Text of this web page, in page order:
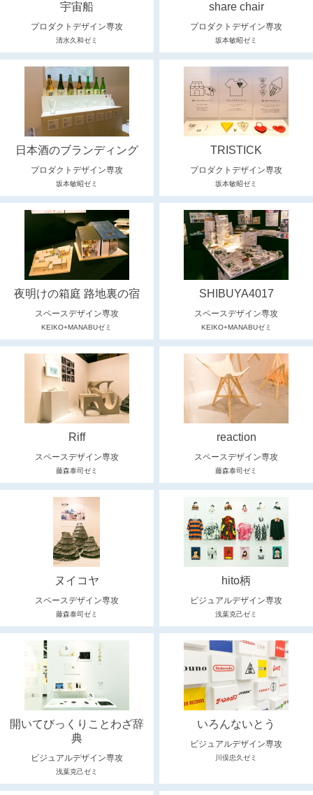
宇宙船
プロダクトデザイン専攻
清水久和ゼミ
share chair
プロダクトデザイン専攻
坂本敏昭ゼミ
日本酒のブランディング
プロダクトデザイン専攻
坂本敏昭ゼミ
TRISTICK
プロダクトデザイン専攻
坂本敏昭ゼミ
夜明けの箱庭 路地裏の宿
スペースデザイン専攻
KEIKO+MANABUゼミ
SHIBUYA4017
スペースデザイン専攻
KEIKO+MANABUゼミ
Riff
スペースデザイン専攻
藤森泰司ゼミ
reaction
スペースデザイン専攻
藤森泰司ゼミ
ヌイコヤ
スペースデザイン専攻
藤森泰司ゼミ
hito柄
ビジュアルデザイン専攻
浅葉克己ゼミ
開いてびっくりことわざ辞
典
ビジュアルデザイン専攻
浅葉克己ゼミ
いろんないとう
ビジュアルデザイン専攻
川俣忠久ゼミ